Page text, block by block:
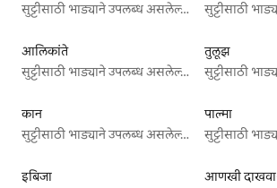
सुट्टीसाठी भाड्याने उपलब्ध असलेल्या जागा
आलिकांते
सुट्टीसाठी भाड्याने उपलब्ध असलेल्या जागा
तुलूझ
कान
सुट्टीसाठी भाड्याने उपलब्ध असलेल्या जागा
पाल्मा
इबिजा
आणखी दाखवा